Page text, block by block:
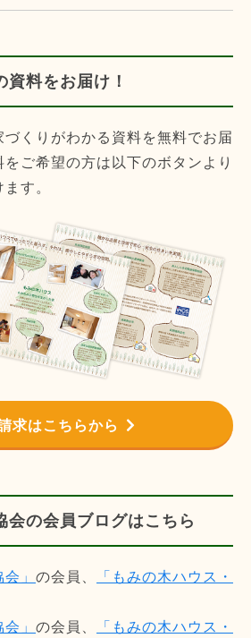
資料をお届け！
づくりがわかる資料を無料でお届
ご希望の方は以下のボタンより
す。
求はこちらから
会の会員ブログはこちら
」 の会員、
「もみの木ハウス・
」 の会員、
「もみの木ハウス・